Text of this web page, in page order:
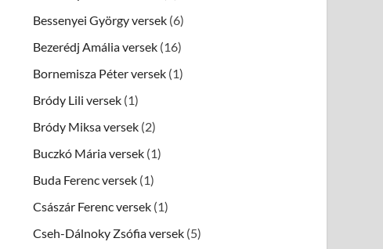
Bessenyei György versek (6)
Bezerédj Amália versek (16)
Bornemisza Péter versek (1)
Bródy Lili versek (1)
Bródy Miksa versek (2)
Buczkó Mária versek (1)
Buda Ferenc versek (1)
Császár Ferenc versek (1)
Cseh-Dálnoky Zsófia versek (5)